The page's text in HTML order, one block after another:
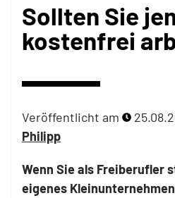
Sollten Sie
kostenfrei
Veröffentlicht am
Philipp
Wenn Sie als Freiberufler
eigenes